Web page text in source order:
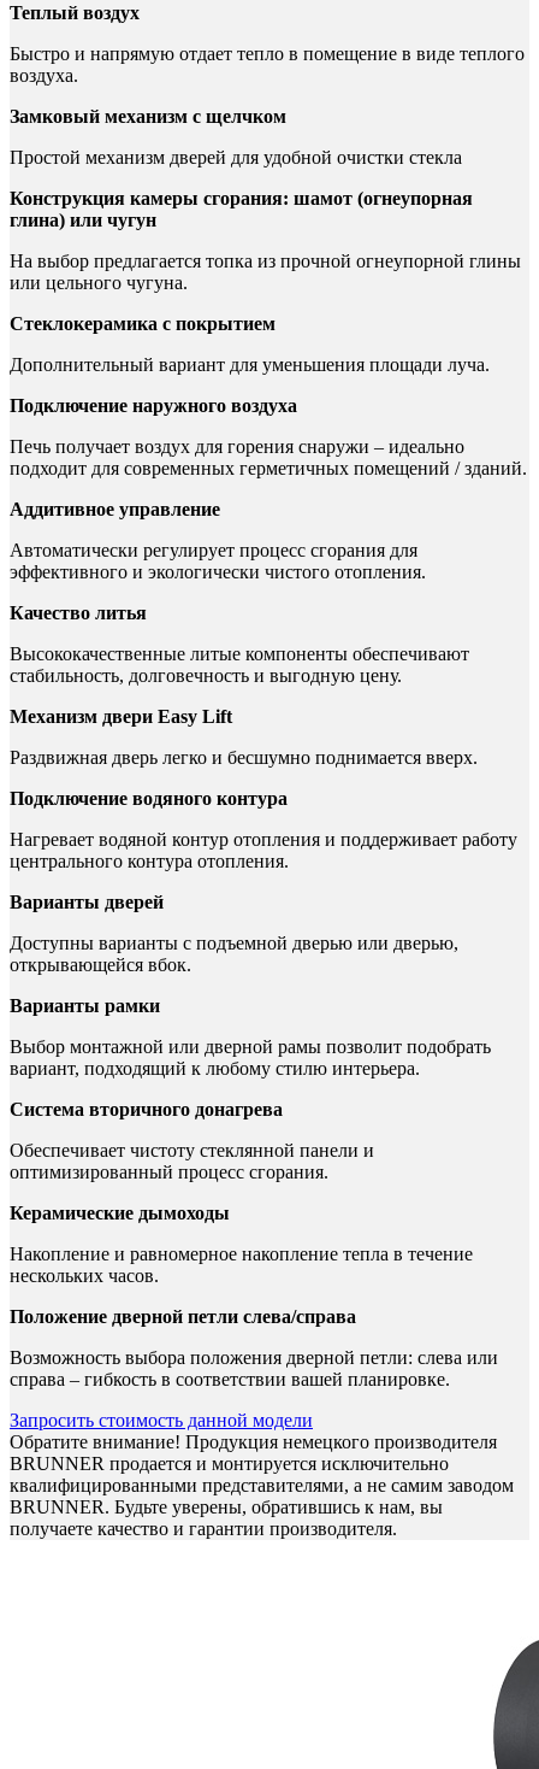
Теплый воздух
Быстро и напрямую отдает тепло в помещение в виде теплого
воздуха.
Замковый механизм с щелчком
Простой механизм дверей для удобной очистки стекла
Конструкция камеры сгорания: шамот (огнеупорная
глина) или чугун
На выбор предлагается топка из прочной огнеупорной глины
или цельного чугуна.
Стеклокерамика с покрытием
Дополнительный вариант для уменьшения площади луча.
Подключение наружного воздуха
Печь получает воздух для горения снаружи – идеально
подходит для современных герметичных помещений / зданий.
Аддитивное управление
Автоматически регулирует процесс сгорания для
эффективного и экологически чистого отопления.
Качество литья
Высококачественные литые компоненты обеспечивают
стабильность, долговечность и выгодную цену.
Механизм двери Easy Lift
Раздвижная дверь легко и бесшумно поднимается вверх.
Подключение водяного контура
Нагревает водяной контур отопления и поддерживает работу
центрального контура отопления.
Варианты дверей
Доступны варианты с подъемной дверью или дверью,
открывающейся вбок.
Варианты рамки
Выбор монтажной или дверной рамы позволит подобрать
вариант, подходящий к любому стилю интерьера.
Система вторичного донагрева
Обеспечивает чистоту стеклянной панели и
оптимизированный процесс сгорания.
Керамические дымоходы
Накопление и равномерное накопление тепла в течение
нескольких часов.
Положение дверной петли слева/справа
Возможность выбора положения дверной петли: слева или
справа – гибкость в соответствии вашей планировке.
Запросить стоимость данной модели
Обратите внимание! Продукция немецкого производителя
BRUNNER продается и монтируется исключительно
квалифицированными представителями, а не самим заводом
BRUNNER. Будьте уверены, обратившись к нам, вы
получаете качество и гарантии производителя.